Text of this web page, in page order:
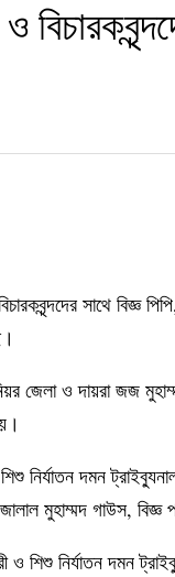
সাথে বিজ্ঞ
জেলা ও দায়রা জজ
নির্যাতন দমন
মুহাম্মদ গাউস,
শিশু নির্যাতন দমন